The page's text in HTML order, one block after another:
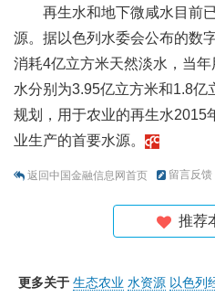
再生水和地下微咸水目前
源。据以色列水委会公布的数
消耗4亿立方米天然淡水，当
水分别为3.95亿立方米和1.8亿
规划，用于农业的再生水2015
业生产的首要水源。
返回中国金融信息网首页 留言反馈
推荐
更多关于 生态农业 水资源 以色列